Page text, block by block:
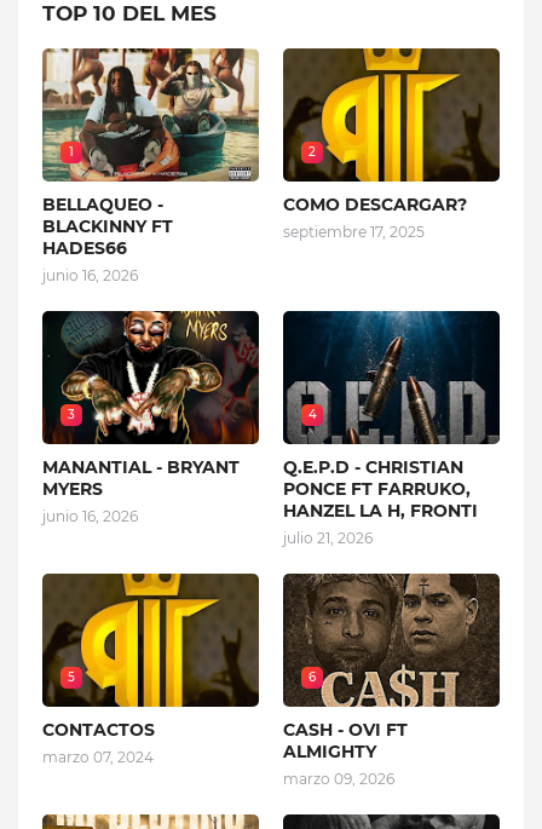
TOP 10 DEL MES
1
BELLAQUEO -
BLACKINNY FT
HADES66
junio 16, 2026
2
COMO DESCARGAR?
septiembre 17, 2025
3
MANANTIAL - BRYANT
MYERS
junio 16, 2026
4
Q.E.P.D - CHRISTIAN
PONCE FT FARRUKO,
HANZEL LA H, FRONTI
julio 21, 2026
5
CONTACTOS
marzo 07, 2024
6
CASH - OVI FT
ALMIGHTY
marzo 09, 2026